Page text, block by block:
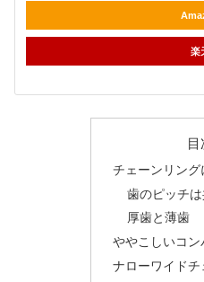
楽
目
チェーンリング
歯のピッチは
厚歯と薄歯
ややこしいコン
ナローワイドチ